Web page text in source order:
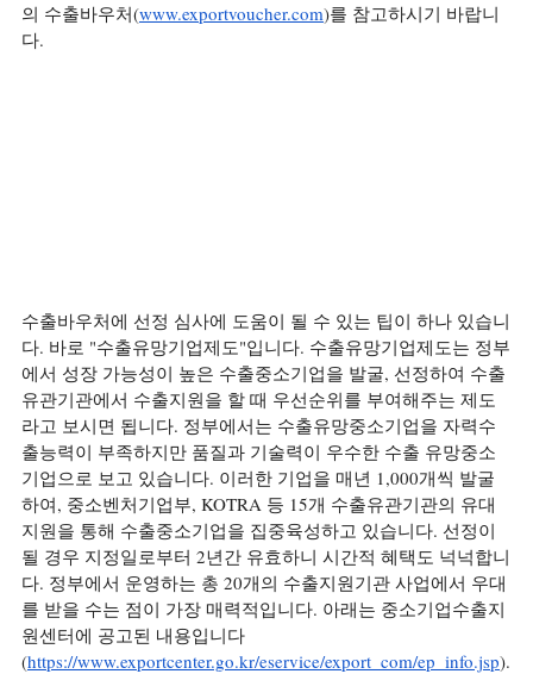
의 수출바우처(www.exportvoucher.com)를 참고하시기 바랍니
다.
수출바우처에 선정 심사에 도움이 될 수 있는 팁이 하나 있습니
다. 바로 "수출유망기업제도"입니다. 수출유망기업제도는 정부
에서 성장 가능성이 높은 수출중소기업을 발굴, 선정하여 수출
유관기관에서 수출지원을 할 때 우선순위를 부여해주는 제도
라고 보시면 됩니다. 정부에서는 수출유망중소기업을 자력수
출능력이 부족하지만 품질과 기술력이 우수한 수출 유망중소
기업으로 보고 있습니다. 이러한 기업을 매년 1,000개씩 발굴
하여, 중소벤처기업부, KOTRA 등 15개 수출유관기관의 유대
지원을 통해 수출중소기업을 집중육성하고 있습니다. 선정이
될 경우 지정일로부터 2년간 유효하니 시간적 혜택도 넉넉합니
다. 정부에서 운영하는 총 20개의 수출지원기관 사업에서 우대
를 받을 수는 점이 가장 매력적입니다. 아래는 중소기업수출지
원센터에 공고된 내용입니다
(https://www.exportcenter.go.kr/eservice/export_com/ep_info.jsp).